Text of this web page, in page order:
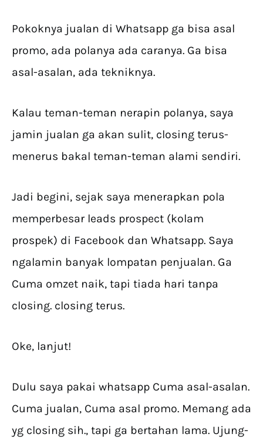
Pokoknya jualan di Whatsapp ga bisa asal
promo, ada polanya ada caranya. Ga bisa
asal-asalan, ada tekniknya.
Kalau teman-teman nerapin polanya, saya
jamin jualan ga akan sulit, closing terus-
menerus bakal teman-teman alami sendiri.
Jadi begini, sejak saya menerapkan pola
memperbesar leads prospect (kolam
prospek) di Facebook dan Whatsapp. Saya
ngalamin banyak lompatan penjualan. Ga
Cuma omzet naik, tapi tiada hari tanpa
closing. closing terus.
Oke, lanjut!
Dulu saya pakai whatsapp Cuma asal-asalan.
Cuma jualan, Cuma asal promo. Memang ada
yg closing sih., tapi ga bertahan lama. Ujung-